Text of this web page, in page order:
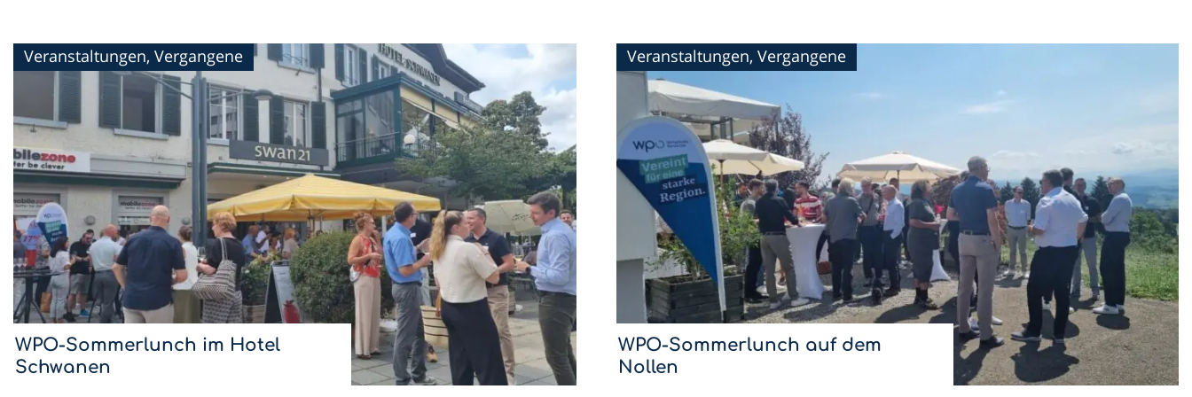
Veranstaltungen, Vergangene
WPO-Sommerlunch im Hotel
Schwanen
Veranstaltungen, Vergangene
WPO-Sommerlunch auf dem
Nollen